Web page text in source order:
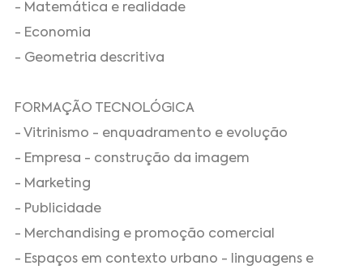
- Matemática e realidade
- Economia
- Geometria descritiva
FORMAÇÃO TECNOLÓGICA
- Vitrinismo - enquadramento e evolução
- Empresa - construção da imagem
- Marketing
- Publicidade
- Merchandising e promoção comercial
- Espaços em contexto urbano - linguagens e